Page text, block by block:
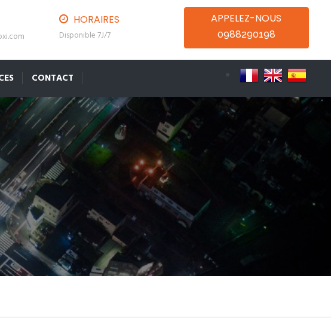
HORAIRES
Disponible 7J/7
APPELEZ-NOUS
0988290198
CONTACT